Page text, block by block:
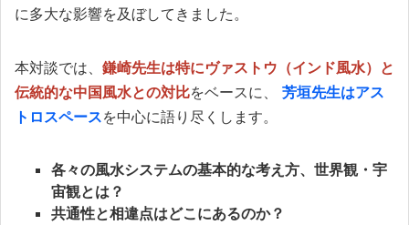
に多大な影響を及ぼしてきました。
本対談では、 鎌崎先生は特にヴァストウ（インド風水）と
伝統的な中国風水との対比をベースに、 芳垣先生はアス
トロスペースを中心に語り尽くします。
各々の風水システムの基本的な考え方、世界観・宇
宙観とは？
共通性と相違点はどこにあるのか？